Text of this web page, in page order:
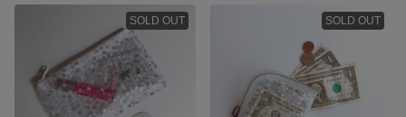
SOLD OUT SOLD OUT